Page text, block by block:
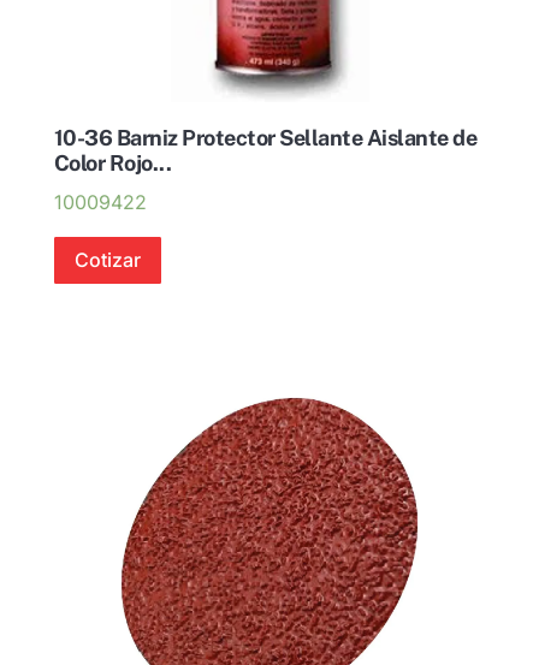
10-36 Barniz Protector Sellante Aislante de
Color Rojo...
10009422
Cotizar